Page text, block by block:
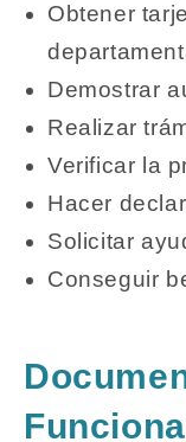
Obtener
Demostrar
Realizar
Verificar la
Hacer
Solicitar
Conseguir